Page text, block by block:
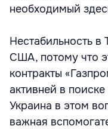
необходимый
Нестабильность в
США, потому что
контракты
активней в
Украина в этом
важная